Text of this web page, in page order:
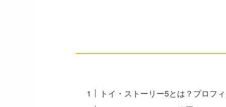
トイ・ストーリー5とは？プロフ